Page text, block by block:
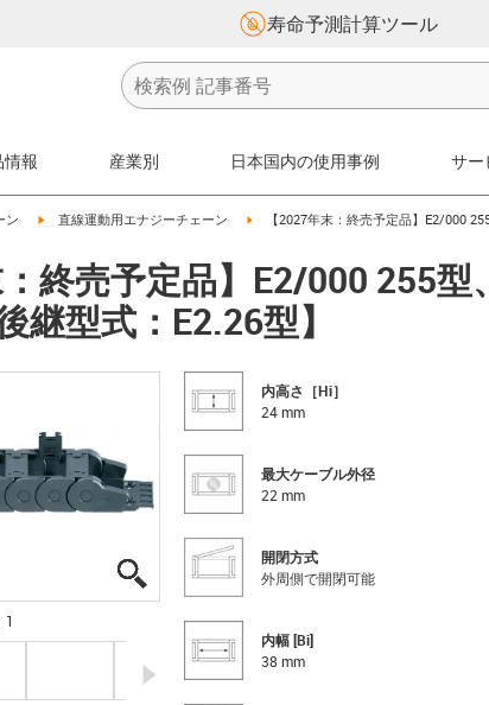
寿命予測計算ツール
情報 産業別 日本国内の使用事例 サー
ン igus-icon-arrow-right
直線運動用エナジーチェーン igus-icon-arrow-right
【2027年末：終売予定品】E2/000
：終売予定品】E2/000 255
継型式：E2.26型】
igus-icon-lupe
igus-icon-lupe
igus-icon-lupe
igus-icon-lupe
igus-icon-lupe
1
igus-icon-arrow-right
内高さ［Hi］
24 mm
最大ケーブル外径
22 mm
開閉方式
外周側で開閉可能
内幅 [Bi]
38 mm